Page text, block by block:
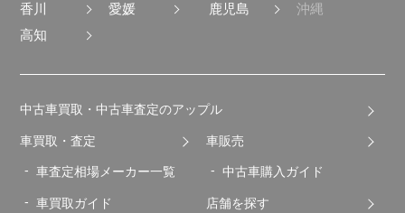
香川
愛媛
高知
鹿児島
沖縄
中古車買取・中古車査定のアップル
車買取・査定
車査定相場メーカー一覧
車買取ガイド
車販売
中古車購入ガイド
店舗を探す